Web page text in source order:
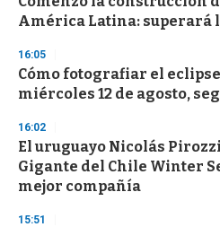
c
o
d
s
América Latina: superará
16:05
Cómo fotografiar el
miércoles 12 de agosto,
16:02
El uruguayo Nicolás
Gigante del Chile Winter
mejor compañía
15:51